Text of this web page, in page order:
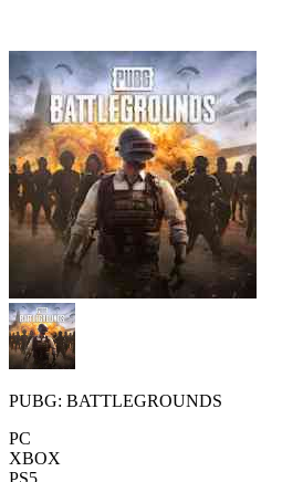
PUBG: BATTLEGROUNDS
PC
XBOX